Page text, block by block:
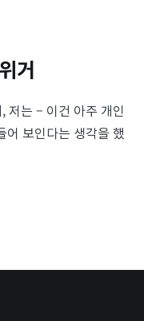
거
저는 – 이건 아주 개인
어 보인다는 생각을 했